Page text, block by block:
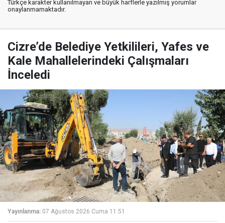
Türkçe karakter kullanılmayan ve büyük harflerle yazılmış yorumlar
onaylanmamaktadır.
Cizre’de Belediye Yetkilileri, Yafes ve
Kale Mahallelerindeki Çalışmaları
İnceledi
Yayınlanma: 07 Ağustos 2026 Cuma 11:51